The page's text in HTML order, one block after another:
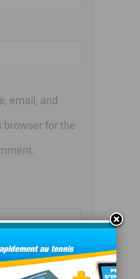
email, and
browser for the
des